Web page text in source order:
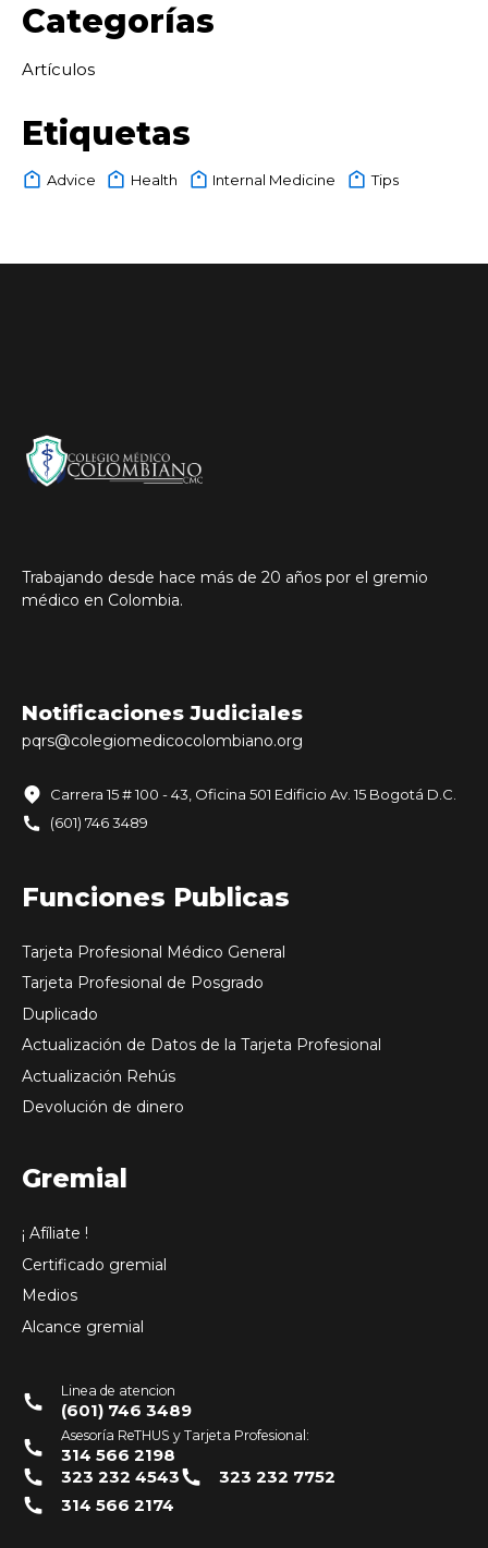
Categorías
Artículos
Etiquetas
Advice Health Internal Medicine Tips
Trabajando desde hace más de 20 años por el gremio
médico en Colombia.
Notificaciones Judiciales
pqrs@colegiomedicocolombiano.org
Carrera 15 # 100 - 43, Oficina 501 Edificio Av. 15 Bogotá D.C.
(601) 746 3489
Funciones Publicas
Tarjeta Profesional Médico General
Tarjeta Profesional de Posgrado
Duplicado
Actualización de Datos de la Tarjeta Profesional
Actualización Rehús
Devolución de dinero
Gremial
¡ Afíliate !
Certificado gremial
Medios
Alcance gremial
Linea de atencion
(601) 746 3489
Asesoría ReTHUS y Tarjeta Profesional:
314 566 2198
323 232 4543
323 232 7752
314 566 2174